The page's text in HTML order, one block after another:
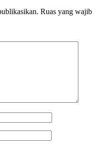
Ruas yang wajib